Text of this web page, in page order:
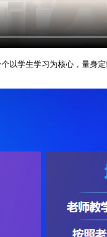
以学生学习为核心，量身